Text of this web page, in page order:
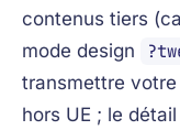
contenus tiers
mode design
transmettre
hors UE ; le